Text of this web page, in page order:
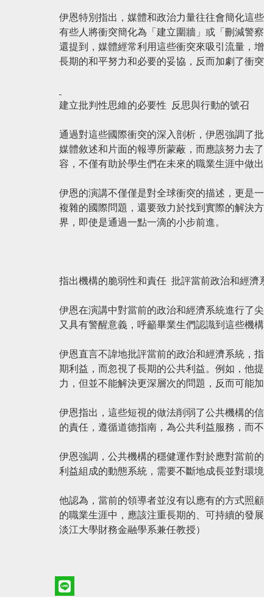
伊恩特別指出，媒體和政治力量往往會簡化這
有些人將衝突簡化為「建立圍牆」或「刪減警
還提到，媒體經常利用這些衝突來吸引流量，
長期的和平努力和必要的妥協，反而加劇了衝突
建立批判性思維的必要性 反思與行動的號召
通過對這些國際衝突的深入剖析，伊恩強調了
媒體敘述和片面的報導所蒙蔽，而應該努力去
容，不僅有助於學生們在未來的職業生涯中做
伊恩的演講不僅僅是對全球衝突的描述，更是
複雜的國際問題，還要致力於找到實際的解決
界，即使是通過一點一滴的小步前進。
指出機構的脆弱性和責任 批評當前政治和經濟
伊恩在演講中對當前的政治和經濟系統進行了
又具有警醒意義，呼籲畢業生們認識到這些機
伊恩直言不諱地批評當前的政治和經濟系統，
期利益，而忽視了長期的公共利益。例如，他
力，但並不能解決更深層次的問題，反而可能
伊恩指出，這些短視的做法削弱了公共機構的
的責任，遵循道德指南，為公共利益服務，而
伊恩強調，公共機構的穩健運作對於應對當前
利益組成的動態系統，需要不斷地成長並對環
他認為，當前的領導者並沒有以應有的方式照
的職業生涯中，應該注重長期的、可持續的發
淡江大學財務金融學系兼任教授）